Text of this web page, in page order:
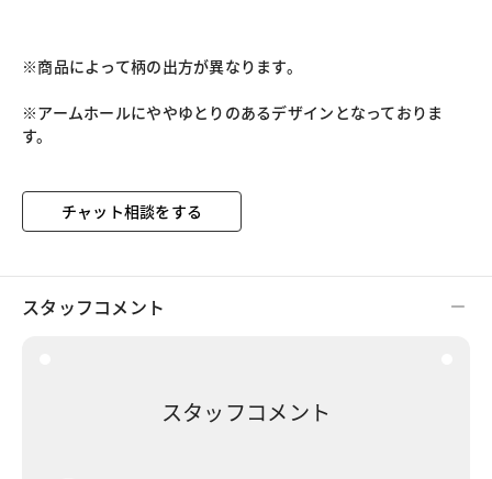
※商品によって柄の出方が異なります。
※アームホールにややゆとりのあるデザインとなっておりま
チャット相談をする
スタッフコメント
スタッフコメント